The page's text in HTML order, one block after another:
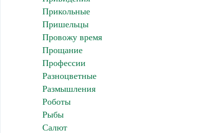
Прикольные
Пришельцы
Провожу время
Прощание
Профессии
Разноцветные
Размышления
Роботы
Рыбы
Салют